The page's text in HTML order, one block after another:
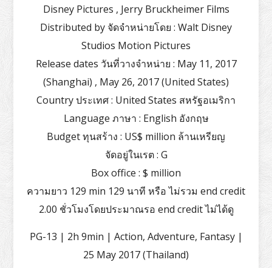
Disney Pictures , Jerry Bruckheimer Films
Distributed by จัดจำหน่ายโดย : Walt Disney
Studios Motion Pictures
Release dates วันที่วางจำหน่าย : May 11, 2017
(Shanghai) , May 26, 2017 (United States)
Country ประเทศ : United States สหรัฐอเมริกา
Language ภาษา : English อังกฤษ
Budget ทุนสร้าง : US$ million ล้านเหรียญ
จัดอยู่ในเรต : G
Box office : $ million
ความยาว 129 min 129 นาที หรือ ไม่รวม end credit
2.00 ชั่วโมงโดยประมาณรอ end credit ไม่ได้ดู
PG-13 | 2h 9min | Action, Adventure, Fantasy |
25 May 2017 (Thailand)